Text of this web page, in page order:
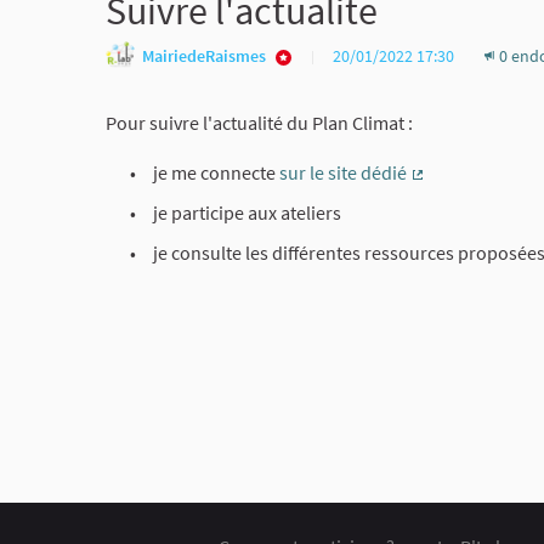
Suivre l'actualite
MairiedeRaismes 20/01/2022 17:30 0
Pour suivre l'actualité du Plan Climat :
je me connectesur le site dédié
je participe aux ateliers
je consulte les différentes ressources